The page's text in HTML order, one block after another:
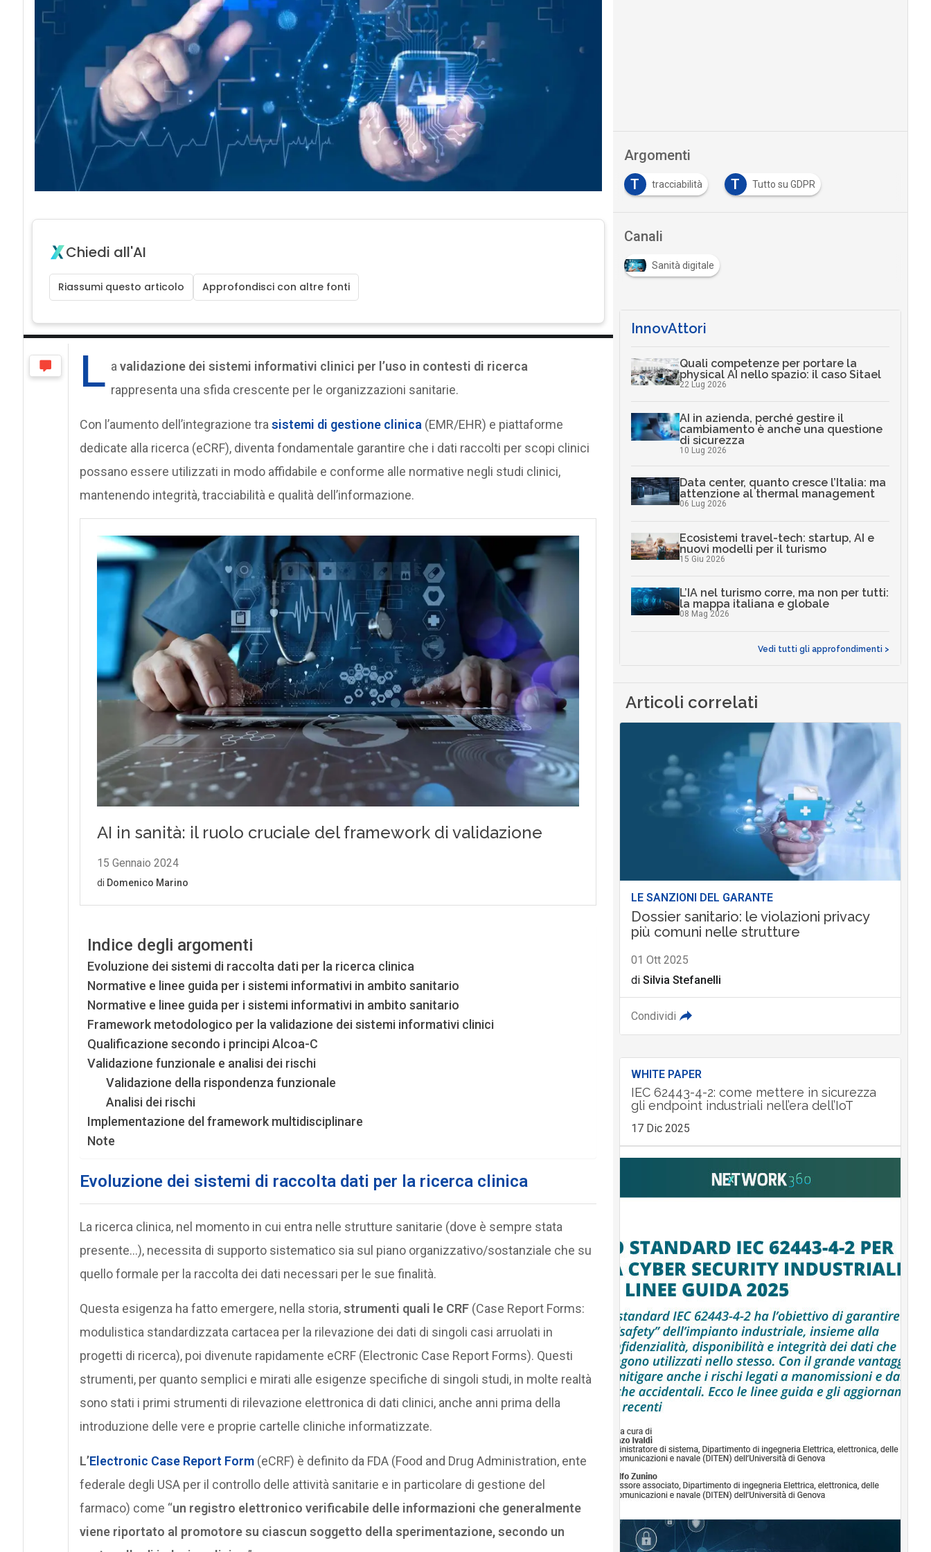
Chiedi all'AI
Riassumi questo articolo Approfondisci con altre fonti
L a validazione dei sistemi informativi clinici per l’uso in contesti di ricerca
rappresenta una sfida crescente per le organizzazioni sanitarie.
Con l’aumento dell’integrazione tra sistemi di gestione clinica (EMR/EHR) e piattaforme
dedicate alla ricerca (eCRF), diventa fondamentale garantire che i dati raccolti per scopi clinici
possano essere utilizzati in modo affidabile e conforme alle normative negli studi clinici,
mantenendo integrità, tracciabilità e qualità dell’informazione.
Indice degli argomenti
Evoluzione dei sistemi di raccolta dati per la ricerca clinica
Normative e linee guida per i sistemi informativi in ambito sanitario
Normative e linee guida per i sistemi informativi in ambito sanitario
Framework metodologico per la validazione dei sistemi informativi clinici
Qualificazione secondo i principi Alcoa-C
Validazione funzionale e analisi dei rischi
Validazione della rispondenza funzionale
Analisi dei rischi
Implementazione del framework multidisciplinare
Note
Evoluzione dei sistemi di raccolta dati per la ricerca clinica
La ricerca clinica, nel momento in cui entra nelle strutture sanitarie (dove è sempre stata
presente…), necessita di supporto sistematico sia sul piano organizzativo/sostanziale che su
quello formale per la raccolta dei dati necessari per le sue finalità.
Questa esigenza ha fatto emergere, nella storia,strumenti quali le CRF(Case Report Forms:
modulistica standardizzata cartacea per la rilevazione dei dati di singoli casi arruolati in
progetti di ricerca), poi divenute rapidamente eCRF (Electronic Case Report Forms). Questi
strumenti, per quanto semplici e mirati alle esigenze specifiche di singoli studi, in molte realtà
sono stati i primi strumenti di rilevazione elettronica di dati clinici, anche anni prima della
introduzione delle vere e proprie cartelle cliniche informatizzate.
L’Electronic Case Report Form (eCRF) è definito da FDA (Food and Drug Administration, ente
federale degli USA per il controllo delle attività sanitarie e in particolare di gestione del
farmaco) come “un registro elettronico verificabile delle informazioni che generalmente
viene riportato al promotore su ciascun soggetto della sperimentazione, secondo un
Argomenti
T
tracciabilità T Tutto su GDPR
Canali
Sanità digitale
InnovAttori
Quali competenze per portare la
physical AI nello spazio: il caso Sitael
22 Lug 2026
AI in azienda, perché gestire il
cambiamento è anche una questione
di sicurezza
10 Lug 2026
Data center, quanto cresce l’Italia: ma
attenzione al thermal management
06 Lug 2026
Ecosistemi travel-tech: startup, AI e
nuovi modelli per il turismo
15 Giu 2026
L’IA nel turismo corre, ma non per tutti:
la mappa italiana e globale
08 Mag 2026
Vedi tutti gli approfondimenti >
Articoli correlati
LE SANZIONI DEL GARANTE
Dossier sanitario: le violazioni privacy
più comuni nelle strutture
01 Ott 2025
di Silvia Stefanelli
Condividi
WHITE PAPER
IEC 62443-4-2: come mettere in sicurezza
gli endpoint industriali nell’era dell’IoT
17 Dic 2025